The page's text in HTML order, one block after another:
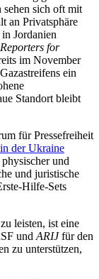
sehen sich oft mit
an Privatsphäre
Jordanien
for
im November
ein
Standort bleibt
für Pressefreiheit
der Ukraine
und
und juristische
Hilfe-Sets
leisten, ist eine
undARIJfür den
zu unterstützen,